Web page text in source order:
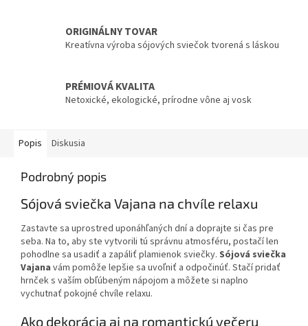
ORIGINÁLNY TOVAR
Kreatívna výroba sójových sviečok tvorená s láskou
PRÉMIOVÁ KVALITA
Netoxické, ekologické, prírodne vône aj vosk
Popis Diskusia
Podrobný popis
Sójová sviečka Vajana na chvíle relaxu
Zastavte sa uprostred uponáhľaných dní a doprajte si čas pre
seba. Na to, aby ste vytvorili tú správnu atmosféru, postačí len
pohodlne sa usadiť a zapáliť plamienok sviečky. Sójová sviečka
Vajana vám pomôže lepšie sa uvoľniť a odpočinúť. Stačí pridať
hrnček s vaším obľúbeným nápojom a môžete si naplno
vychutnať pokojné chvíle relaxu.
Ako dekorácia aj na romantickú večeru